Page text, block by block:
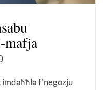
imdaħħla f'negozju